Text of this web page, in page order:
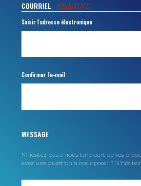
COURRIEL (OBLIGATOIRE)
Saisir l'adresse électronique
Confirmer l'e-mail
MESSAGE
N'hésitez pas à nous faire part de vos
avez une question à nous poser ?